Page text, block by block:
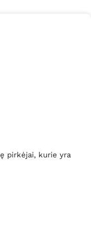
pirkėjai, kurie yra